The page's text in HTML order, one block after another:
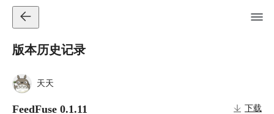
版本历史记录
天天
FeedFuse 0.1.11 下载